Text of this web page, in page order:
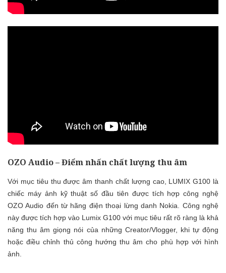
OZO Audio – Điểm nhấn chất lượng thu âm
Với mục tiêu thu được âm thanh chất lượng cao, LUMIX G100 là
chiếc máy ảnh kỹ thuật số đầu tiên được tích hợp công nghệ
OZO Audio đến từ hãng điện thoại lừng danh Nokia. Công nghệ
này được tích hợp vào Lumix G100 với mục tiêu rất rõ ràng là khả
năng thu âm giọng nói của những Creator/Vlogger, khi tự động
hoặc điều chỉnh thủ công hướng thu âm cho phù hợp với hình
ảnh.